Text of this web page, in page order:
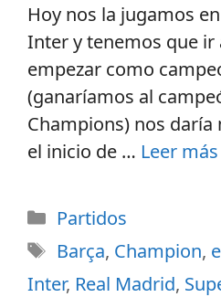
Hoy nos la jugamos
Inter y tenemos que ir
empezar como
(ganaríamos al
Champions) nos
el inicio de … Leer más
Partidos
Barça, Champion,
Inter, Real Madrid,